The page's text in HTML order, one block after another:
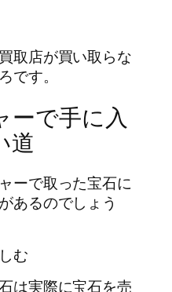
取店が買い取らな
です。
ーで手に入
道
ーで取った宝石に
あるのでしょう
む
は実際に宝石を売